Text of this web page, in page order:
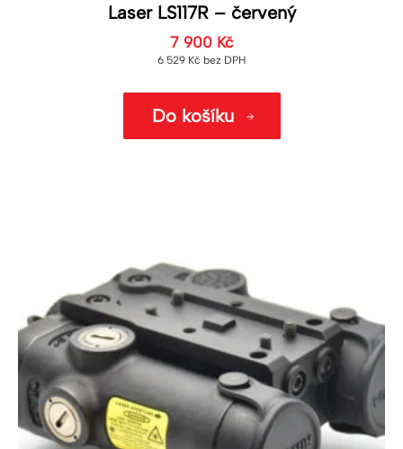
Laser LS117R – červený
7 900 Kč
6 529 Kč bez DPH
Do košíku